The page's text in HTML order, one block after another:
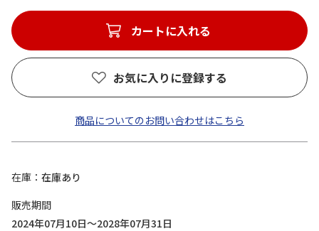
カートに入れる
お気に入りに登録する
商品についてのお問い合わせはこちら
在庫
在庫あり
販売期間
2024年07月10日～2028年07月31日